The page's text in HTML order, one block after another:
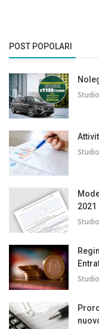
POST POPOLARI
2021